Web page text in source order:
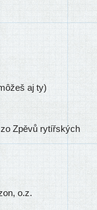
aj ty)
Zpěvů rytířských
o.z.